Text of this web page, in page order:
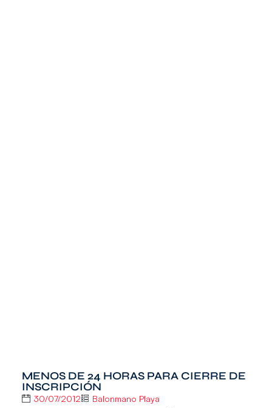
MENOS DE 24 HORAS PARA CIERRE DE
INSCRIPCIÓN
30/07/2012 Balonmano Playa